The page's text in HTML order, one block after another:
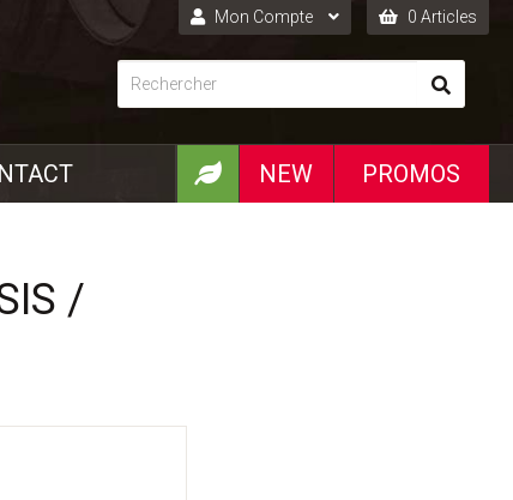
Mon Compte
Connexion
Inscription
0 Articles
PROMOS
NEW
/